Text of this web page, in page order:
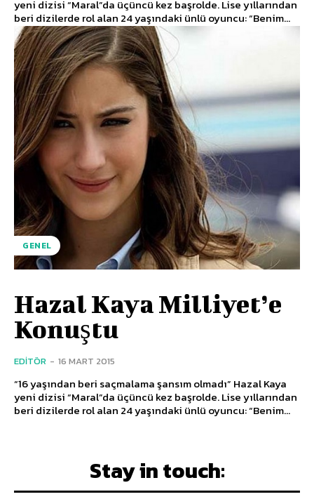
yeni dizisi “Maral”da üçüncü kez başrolde. Lise yıllarından
beri dizilerde rol alan 24 yaşındaki ünlü oyuncu: “Benim...
GENEL
Hazal Kaya Milliyet’e
Konuştu
EDITÖR - 16 MART 2015
“16 yaşından beri saçmalama şansım olmadı” Hazal Kaya
yeni dizisi “Maral”da üçüncü kez başrolde. Lise yıllarından
beri dizilerde rol alan 24 yaşındaki ünlü oyuncu: “Benim...
Stay in touch: